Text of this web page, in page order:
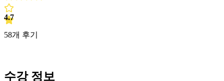
4.7
58개 후기
수강 정보